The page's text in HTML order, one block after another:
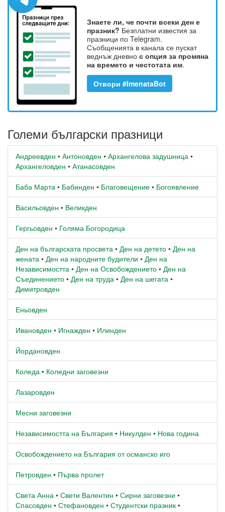
Знаете ли, че почти всеки ден е
празник? Безплатни известия за
празници по Telegram.
Съобщенията в канала се пускат
веднъж дневно с опция за промяна
на времето и честотата им.
Отвори #ImenataBot
Големи български празници
Андреевден • Антоновден • Архангелова задушница •
Архангеловден • Атанасовден
Баба Марта • Бабинден • Благовещение • Богоявление
Васильовден • Великден
Гергьовден • Голяма Богородица
Ден на българската просвета • Ден на детето • Ден на
жената • Ден на народните будители • Ден на
Независимостта • Ден на Освобождението • Ден на
Съединението • Ден на труда • Ден на шегата •
Димитровден
Еньовден
Ивановден • Игнажден • Илинден
Йордановден
Коледа • Коледни заговезни
Лазаровден
Месни заговезни
Независимостта на България • Никулден • Нова година
Освобождението на България от османско иго
Петровден • Първа пролет
Света Анна • Свети Валентин • Сирни заговезни •
Спасовден • Стефановден • Студентски празник •